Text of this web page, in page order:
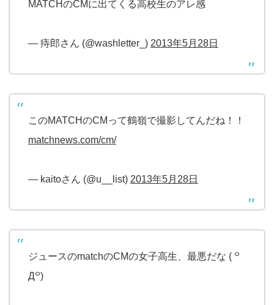
MATCHのCMに出てくる高校生のアレ感
— 痔郎さん (@washletter_) 2013年5月28日
このMATCHのCMって鶴嶺で撮影してんだね！！
matchnews.com/cm/
— kaitoさん (@u__list) 2013年5月28日
ジュースのmatchのCMの女子高生、最悪だな ( ꒪
Д꒪)